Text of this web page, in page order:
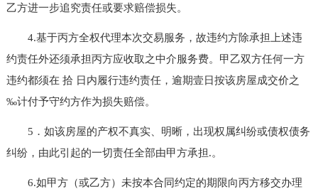
乙方进一步追究责任或要求赔偿损失。
4.基于丙方全权代理本次交易服务，故违约方除承担上述违
约责任外还须承担丙方应收取之中介服务费。甲乙双方任何一方
违约都须在 拾 日内履行违约责任，逾期壹日按该房屋成交价之
‰计付予守约方作为损失赔偿。
5．如该房屋的产权不真实、明晰，出现权属纠纷或债权债务
纠纷，由此引起的一切责任全部由甲方承担.。
6.如甲方（或乙方）未按本合同约定的期限向丙方移交办理